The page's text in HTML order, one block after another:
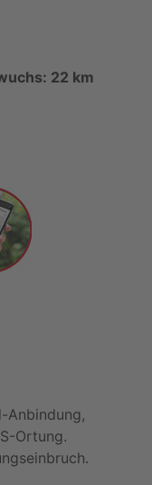
22 km
Anbindung,
Ortung.